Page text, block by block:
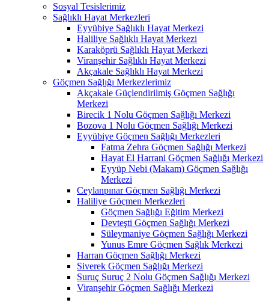
Sosyal Tesislerimiz
Sağlıklı Hayat Merkezleri
Eyyübiye Sağlıklı Hayat Merkezi
Haliliye Sağlıklı Hayat Merkezi
Karaköprü Sağlıklı Hayat Merkezi
Viranşehir Sağlıklı Hayat Merkezi
Akçakale Sağlıklı Hayat Merkezi
Göçmen Sağlığı Merkezlerimiz
Akçakale Güçlendirilmiş Göçmen Sağlığı
Merkezi
Birecik 1 Nolu Göçmen Sağlığı Merkezi
Bozova 1 Nolu Göçmen Sağlığı Merkezi
Eyyübiye Göçmen Sağlığı Merkezleri
Fatma Zehra Göçmen Sağlığı Merkezi
Hayat El Harrani Göçmen Sağlığı Merkezi
Eyyüp Nebi (Makam) Göçmen Sağlığı
Merkezi
Ceylanpınar Göçmen Sağlığı Merkezi
Haliliye Göçmen Merkezleri
Göçmen Sağlığı Eğitim Merkezi
Devteşti Göçmen Sağlığı Merkezi
Süleymaniye Göçmen Sağlığı Merkezi
Yunus Emre Göçmen Sağlık Merkezi
Harran Göçmen Sağlığı Merkezi
Siverek Göçmen Sağlığı Merkezi
Suruç Suruç 2 Nolu Göçmen Sağlığı Merkezi
Viranşehir Göçmen Sağlığı Merkezi